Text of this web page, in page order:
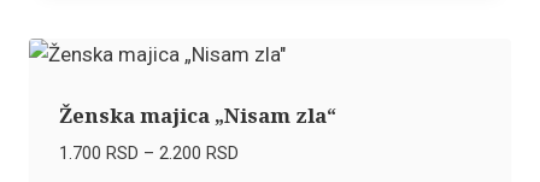
2.200 RSD
Ženska majica „Nisam zla“
1.700 RSD – 2.200 RSDRaspon